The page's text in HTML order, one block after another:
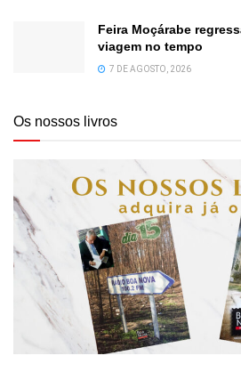
Feira Moçárabe
viagem no tempo
7 DE AGOSTO, 2026
Os nossos livros